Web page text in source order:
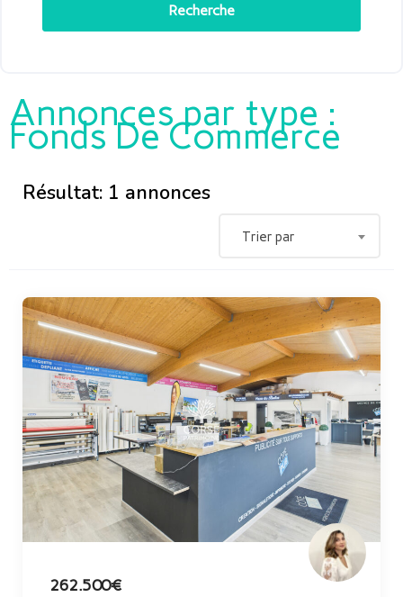
Recherche
Annonces par type :
Fonds De Commerce
Résultat: 1 annonces
Trier par
262.500€